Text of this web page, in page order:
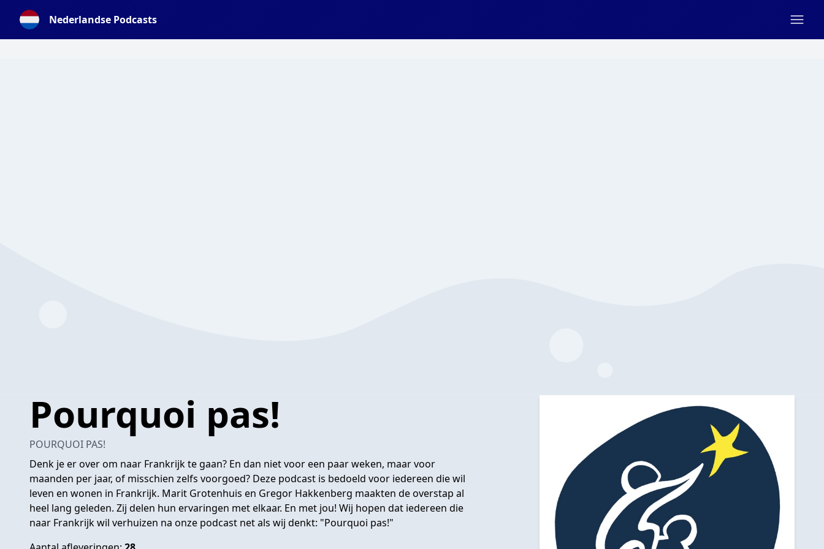
Nederlandse Podcasts
Pourquoi pas!
POURQUOI PAS!
Denk je er over om naar Frankrijk te gaan? En dan niet voor een paar weken, maar voor
maanden per jaar, of misschien zelfs voorgoed? Deze podcast is bedoeld voor iedereen die wil
leven en wonen in Frankrijk. Marit Grotenhuis en Gregor Hakkenberg maakten de overstap al
heel lang geleden. Zij delen hun ervaringen met elkaar. En met jou! Wij hopen dat iedereen die
naar Frankrijk wil verhuizen na onze podcast net als wij denkt: "Pourquoi pas!"